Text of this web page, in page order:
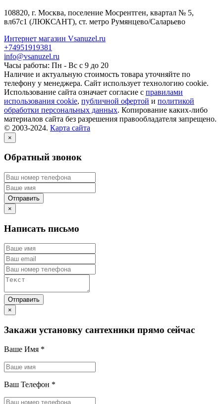
108820, г. Москва, поселение Мосрентген, квартал № 5,
вл67с1 (ЛЮКСАНТ), ст. метро Румянцево/Саларьево
Интернет магазин Vsanuzel.ru
+74951919381
info@vsanuzel.ru
Часы работы: Пн - Вс с 9 до 20
Наличие и актуальную стоимость товара уточняйте по
телефону у менеджера. Сайт использует технологию cookie.
Использование сайта означает согласие с правилами
использования cookie, публичной офертой и политикой
обработки персональных данных. Копирование каких-либо
материалов сайта без разрешения правообладателя запрещено.
© 2003-2024. Карта сайта
×
Обратный звонок
×
Написать письмо
×
Закажи установку сантехники прямо сейчас
Ваше Имя *
Ваш Телефон *